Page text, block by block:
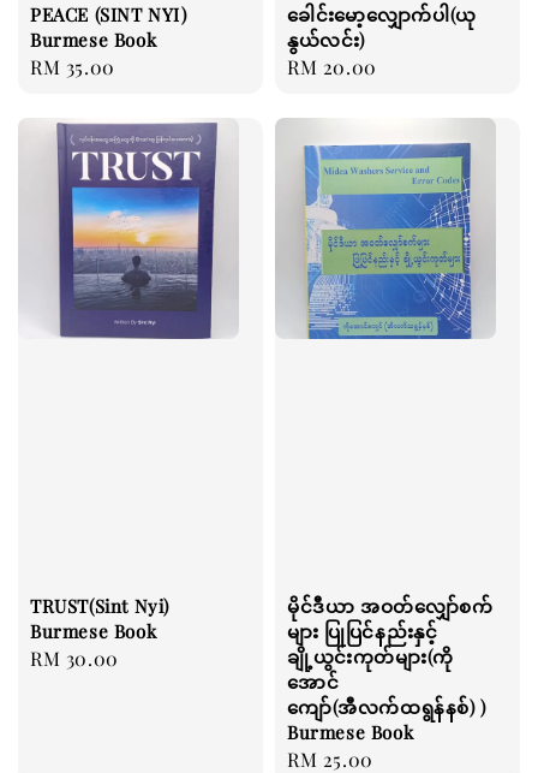
PEACE (SINT NYI)
Burmese Book
Regular
RM 35.00
ခေါင်းမော့လျှောက်ပါ(ယု
နွယ်လင်း)
Regular
RM 20.00
TRUST(Sint Nyi)
Burmese Book
Regular
RM 30.00
မိုင်ဒီယာ အဝတ်လျှော်စက်
များ ပြုပြင်နည်းနှင့်
ချို့ယွင်းကုတ်များ(ကို
အောင်
ကျော်(အီလက်ထရွန်နစ်) )
Burmese Book
Regular
RM 25.00